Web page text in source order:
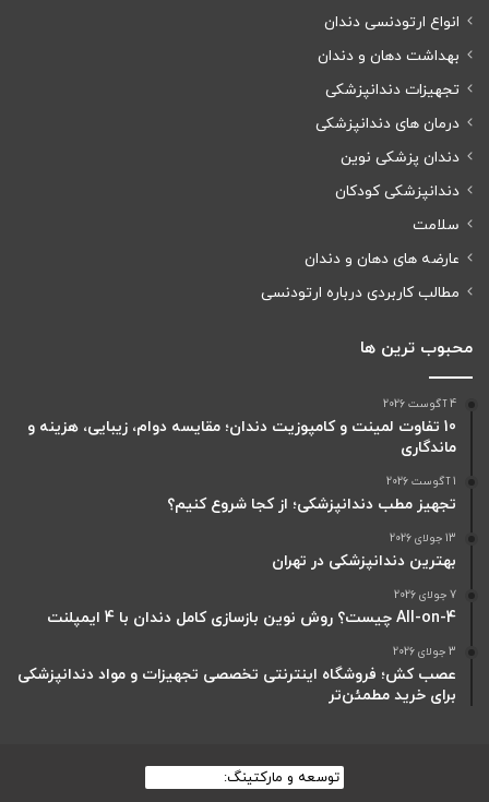
انواع ارتودنسی دندان
بهداشت دهان و دندان
تجهیزات دندانپزشکی
درمان های دندانپزشکی
دندان پزشکی نوین
دندانپزشکی کودکان
سلامت
عارضه های دهان و دندان
مطالب کاربردی درباره ارتودنسی
محبوب ترین ها
4 آگوست 2026
10 تفاوت لمینت و کامپوزیت دندان؛ مقایسه دوام، زیبایی، هزینه و
ماندگاری
1 آگوست 2026
تجهیز مطب دندانپزشکی؛ از کجا شروع کنیم؟
13 جولای 2026
بهترین دندانپزشکی در تهران
7 جولای 2026
All-on-4 چیست؟ روش نوین بازسازی کامل دندان با 4 ایمپلنت
3 جولای 2026
عصب کش؛ فروشگاه اینترنتی تخصصی تجهیزات و مواد دندانپزشکی
برای خرید مطمئن‌تر
توسعه و مارکتینگ: